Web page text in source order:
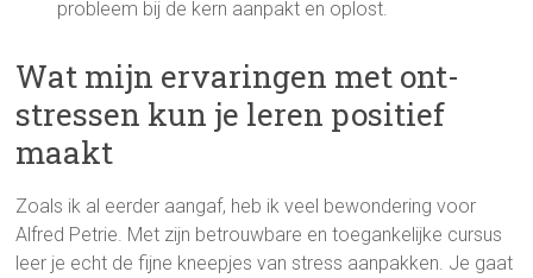
probleem bij de kern aanpakt en oplost.
Wat mijn ervaringen met ont-
stressen kun je leren positief
maakt
Zoals ik al eerder aangaf, heb ik veel bewondering voor
Alfred Petrie. Met zijn betrouwbare en toegankelijke cursus
leer je echt de fijne kneepjes van stress aanpakken. Je gaat